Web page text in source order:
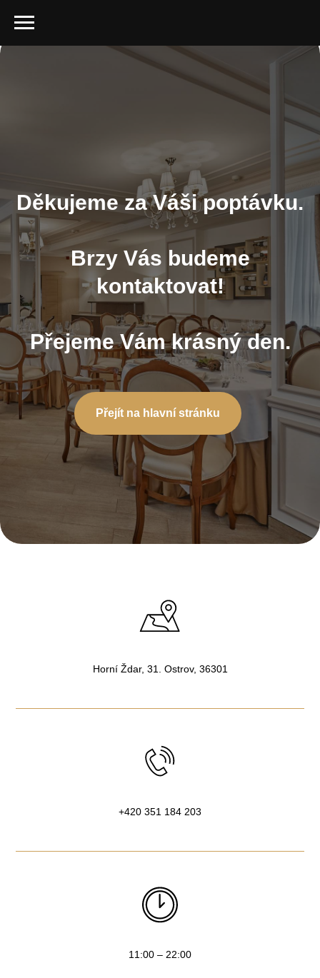
Děkujeme za Váši poptávku.
Brzy Vás budeme
kontaktovat!
Přejeme Vám krásný den.
Přejít na hlavní stránku
Horní Ždar, 31. Ostrov, 36301
+420 351 184 203
11:00 – 22:00